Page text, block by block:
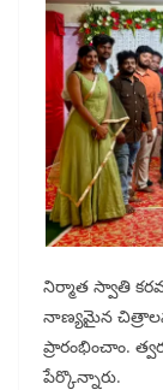
నిర్మాత స్వాతి
నాణ్యమైన
ప్రారంభించాం.
పేర్కొన్నారు.